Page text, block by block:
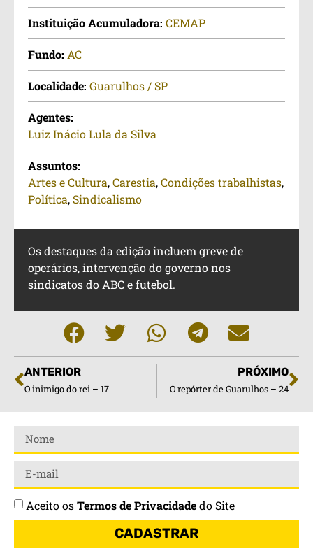
Instituição Acumuladora: CEMAP
Fundo: AC
Localidade: Guarulhos / SP
Agentes:
Luiz Inácio Lula da Silva
Assuntos:
Artes e Cultura,Carestia,Condições trabalhistas,
Política,Sindicalismo
Os destaques da edição incluem greve de
operários, intervenção do governo nos
sindicatos do ABC e futebol.
ANTERIOR
O inimigo do rei – 17
PRÓXIMO
O repórter de Guarulhos – 24
Aceito osTermos de Privacidadedo Site
CADASTRAR